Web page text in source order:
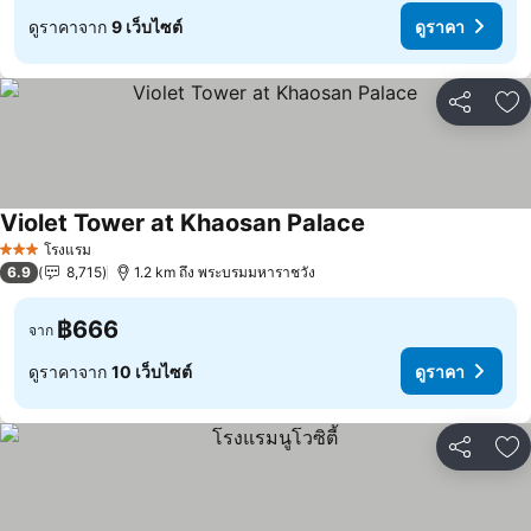
ดูราคาจาก 9 เว็บไซต์ ดูราคา
แชร์ เ
3 ดาว โรงแรม
Violet Tower at Khaosan Palace
6.9 8,715 1.2 km ถึง พระบรมมหาราชวัง
จาก ฿666
ดูราคาจาก 10 เว็บไซต์ ดูราคา
แชร์ เ